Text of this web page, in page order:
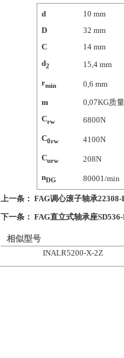
d 10 mm
D
32 mm
C
14 mm
d2 15,4 mm
rmin 0,6 mm
m
0,07KG质量
Crw 6800N
C0rw 4100N
Curw 208N
nDG 80001/min
上一条： FAG调心滚子轴承
下一条： FAG直立式轴承座
相似型号
INALR5200-X-2Z